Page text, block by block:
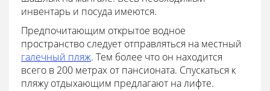
инвентарь и посуда имеются.
Предпочитающим открытое водное
пространство следует отправляться на местный
галечный пляж. Тем более что он находится
всего в 200 метрах от пансионата. Спускаться к
пляжу отдыхающим предлагают на лифте.